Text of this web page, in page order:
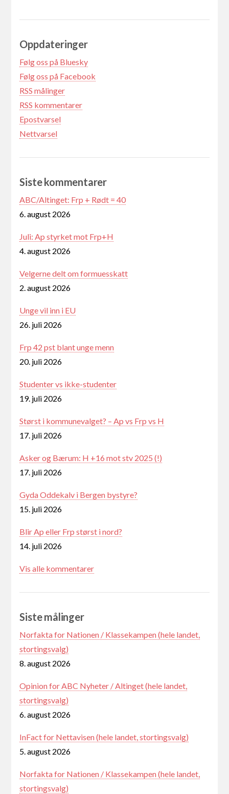
Oppdateringer
Følg oss på Bluesky
Følg oss på Facebook
RSS målinger
RSS kommentarer
Epostvarsel
Nettvarsel
Siste kommentarer
ABC/Altinget: Frp + Rødt = 40
6. august 2026
Juli: Ap styrket mot Frp+H
4. august 2026
Velgerne delt om formuesskatt
2. august 2026
Unge vil inn i EU
26. juli 2026
Frp 42 pst blant unge menn
20. juli 2026
Studenter vs ikke-studenter
19. juli 2026
Størst i kommunevalget? – Ap vs Frp vs H
17. juli 2026
Asker og Bærum: H +16 mot stv 2025 (!)
17. juli 2026
Gyda Oddekalv i Bergen bystyre?
15. juli 2026
Blir Ap eller Frp størst i nord?
14. juli 2026
Vis alle kommentarer
Siste målinger
Norfakta for Nationen / Klassekampen (hele landet,
stortingsvalg)
8. august 2026
Opinion for ABC Nyheter / Altinget (hele landet,
stortingsvalg)
6. august 2026
InFact for Nettavisen (hele landet, stortingsvalg)
5. august 2026
Norfakta for Nationen / Klassekampen (hele landet,
stortingsvalg)